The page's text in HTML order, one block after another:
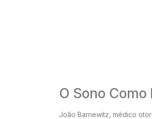
O Sono
João Barnewitz, médico